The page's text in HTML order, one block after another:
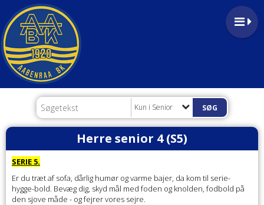
Kun i Senior
Herre senior 4 (S5)
SERIE 5.
Er du træt af sofa, dårlig humør og varme bajer, da kom til serie-
hygge-bold. Bevæg dig, skyd mål med foden og knolden, fodbold på
den sjove måde - og fejrer vores sejre.